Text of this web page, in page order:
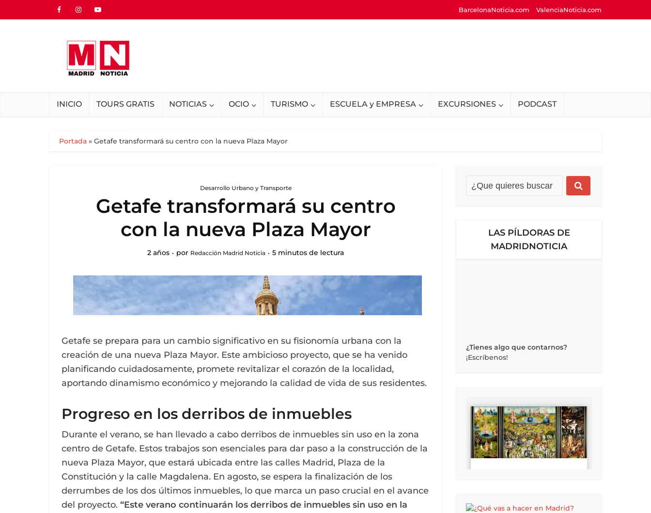
BarcelonaNoticia.com ValenciaNoticia.com
INICIO TOURS GRATIS NOTICIAS OCIO TURISMO ESCUELA y EMPRESA EXCURSIONES PODCAST
Portada » Getafe transformará su centro con la nueva Plaza Mayor
Desarrollo Urbano y Transporte
Getafe transformará su centro
con la nueva Plaza Mayor
2 años por Redacción Madrid Noticia 5 minutos de lectura
Getafe se prepara para un cambio significativo en su fisionomía urbana con la
creación de una nueva Plaza Mayor. Este ambicioso proyecto, que se ha venido
planificando cuidadosamente, promete revitalizar el corazón de la localidad,
aportando dinamismo económico y mejorando la calidad de vida de sus residentes.
Progreso en los derribos de inmuebles
Durante el verano, se han llevado a cabo derribos de inmuebles sin uso en la zona
centro de Getafe. Estos trabajos son esenciales para dar paso a la construcción de la
nueva Plaza Mayor, que estará ubicada entre las calles Madrid, Plaza de la
Constitución y la calle Magdalena. En agosto, se espera la finalización de los
derrumbes de los dos últimos inmuebles, lo que marca un paso crucial en el avance
del proyecto. “Este verano continuarán los derribos de inmuebles sin uso en la
LAS PÍLDORAS DE
MADRIDNOTICIA
¿Tienes algo que contarnos?
¡Escríbenos!